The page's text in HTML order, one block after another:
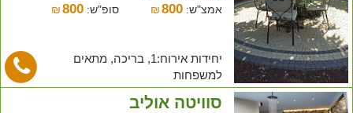
אמצ"ש:
₪800 סופ"ש: ₪ 800
יחידות אירוח:1, בריכה, מתאים
למשפחות
סוויטה אוליב